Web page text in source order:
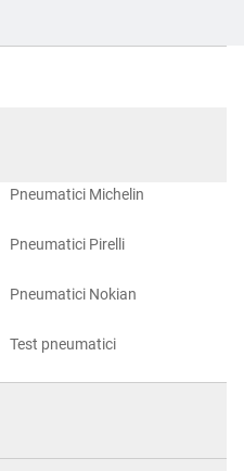
Pneumatici Michelin
Pneumatici Pirelli
Pneumatici Nokian
Test pneumatici